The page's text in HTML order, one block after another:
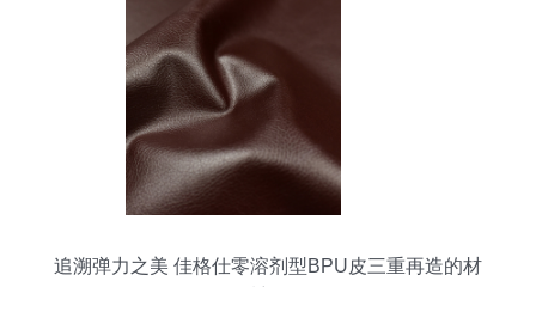
追溯弹力之美 佳格仕零溶剂型BPU皮三重再造的材